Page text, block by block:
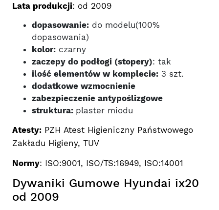
Lata produkcji: od 2009
dopasowanie: do modelu(100%
dopasowania)
kolor: czarny
zaczepy do podłogi (stopery): tak
ilość elementów w komplecie: 3 szt.
dodatkowe wzmocnienie
zabezpieczenie antypoślizgowe
struktura: plaster miodu
Atesty: PZH Atest Higieniczny Państwowego
Zakładu Higieny, TUV
Normy: ISO:9001, ISO/TS:16949, ISO:14001
Dywaniki Gumowe Hyundai ix20
od 2009